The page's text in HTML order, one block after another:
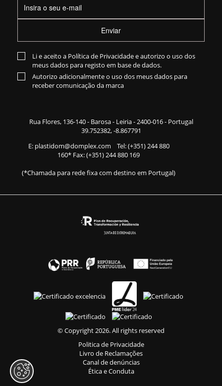
Enviar
Li e aceito a Política de Privacidadee autorizo o uso dos
meus dados para registo em base de dados.
Autorizo adicionalmente o uso dos meus dados para
receber comunicação da marca
Rua Flores, 136-140- Barosa - Leiria - 2400-016 - Portugal
39.752382, -8.867791
E: plastidom@domplex.com Tel:(+351) 244 880
160* Fax: (+351) 244 880 169
(*Chamada para rede fixa com destino em Portugal)
© Copyright 2026. All rights reserved
Politica de Privacidade
Livro de Reclamações
Canal de denúncias
Ética e Conduta